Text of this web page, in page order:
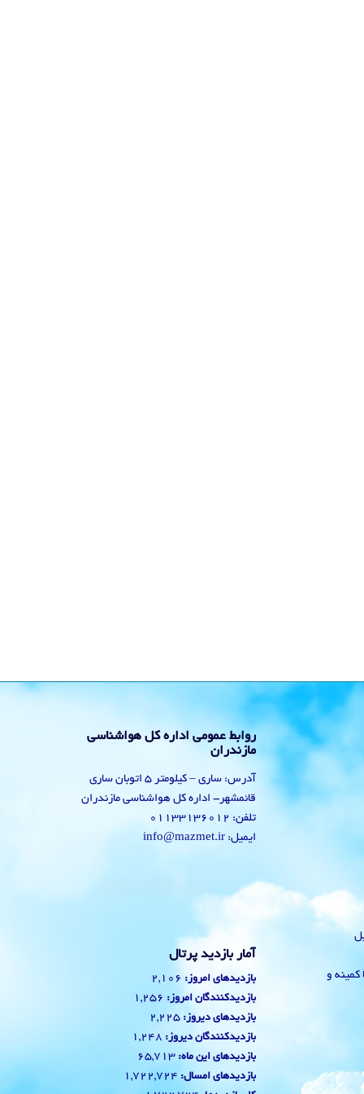
با کمینه و
روابط عمومی اداره کل هواشناسی
مازندران
آدرس: ساری – کیلومتر 5 اتوبان ساری
قائمشهر- اداره کل هواشناسی مازندران
تلفن: 01133136012
ایمیل: info@mazmet.ir
آمار بازدید پرتال
بازدیدهای امروز: 2,106
بازدیدکنندگان امروز: 1,256
بازدیدهای دیروز: 2,225
بازدیدکنندگان دیروز: 1,248
بازدیدهای این ماه: 65,713
بازدیدهای امسال: 1,722,724